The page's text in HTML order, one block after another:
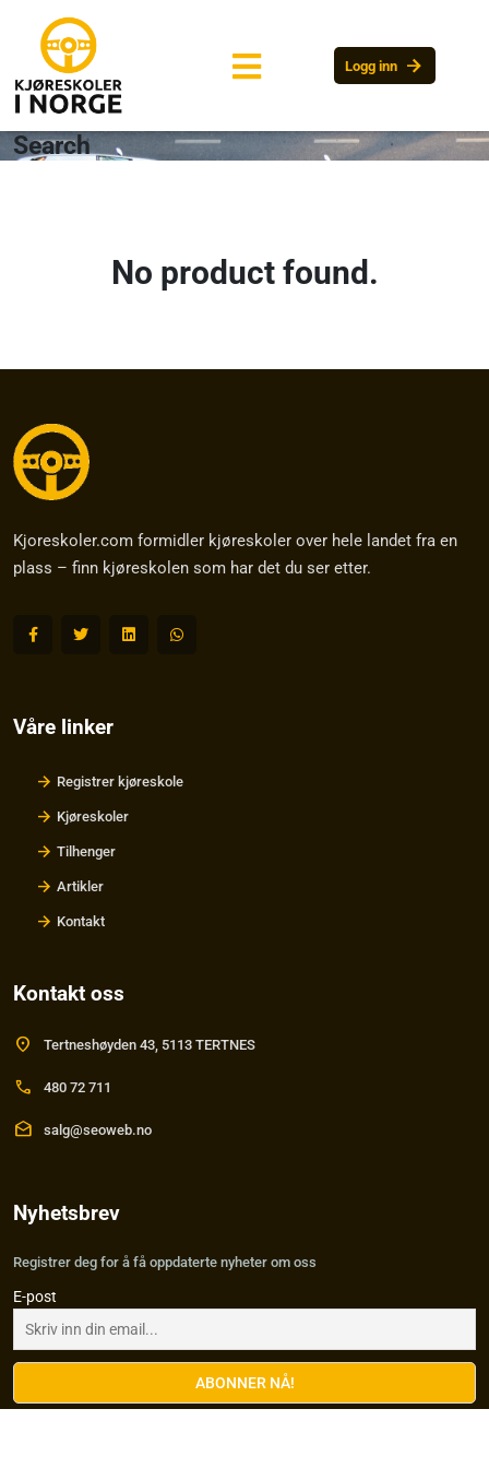
Logg inn arrow_forward
Search
No product found.
Kjoreskoler.com formidler kjøreskoler over hele landet fra en
plass – finn kjøreskolen som har det du ser etter.
Våre linker
Registrer kjøreskole
Kjøreskoler
Tilhenger
Artikler
Kontakt
Kontakt oss
location_on Tertneshøyden 43, 5113 TERTNES
call 480 72 711
drafts salg@seoweb.no
Nyhetsbrev
Registrer deg for å få oppdaterte nyheter om oss
E-post